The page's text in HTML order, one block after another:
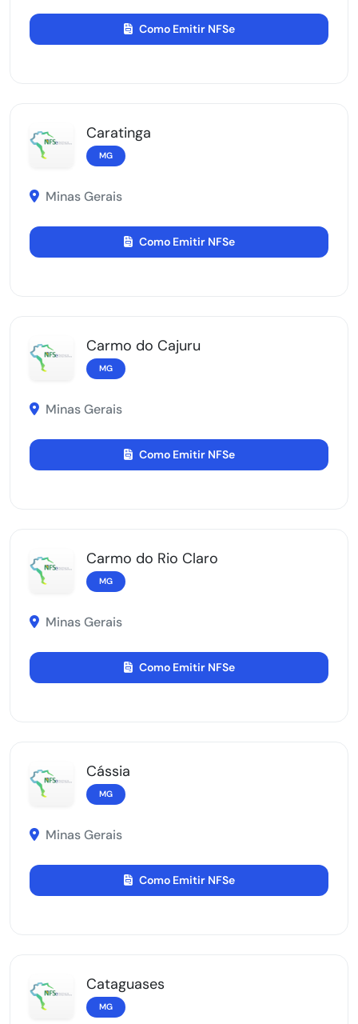
Como Emitir NFSe
Caratinga
MG
Minas Gerais
Como Emitir NFSe
Carmo do Cajuru
MG
Minas Gerais
Como Emitir NFSe
Carmo do Rio Claro
MG
Minas Gerais
Como Emitir NFSe
Cássia
MG
Minas Gerais
Como Emitir NFSe
Cataguases
MG